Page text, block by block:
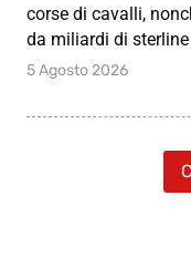
corse di cavalli,
da miliardi di
5 Agosto 2026